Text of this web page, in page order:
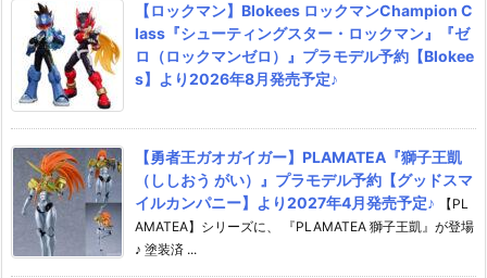
【ロックマン】Blokees ロックマンChampion C
lass『シューティングスター・ロックマン』『ゼ
ロ（ロックマンゼロ）』プラモデル予約【Blokee
s】より2026年8月発売予定♪
【勇者王ガオガイガー】PLAMATEA『獅子王凱
（ししおう がい）』プラモデル予約【グッドスマ
イルカンパニー】より2027年4月発売予定♪
【PL
AMATEA】シリーズに、 『PLAMATEA 獅子王凱』が登場
♪ 塗装済 ...